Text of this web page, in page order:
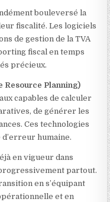
bouleversé la
fiscalité. Les logiciels
de gestion de la TVA
fiscal en temps
précieux.
Resource Planning)
capables de calculer
de générer les
Ces technologies
humaine.
en vigueur dans
partout.
en s’équipant
et en